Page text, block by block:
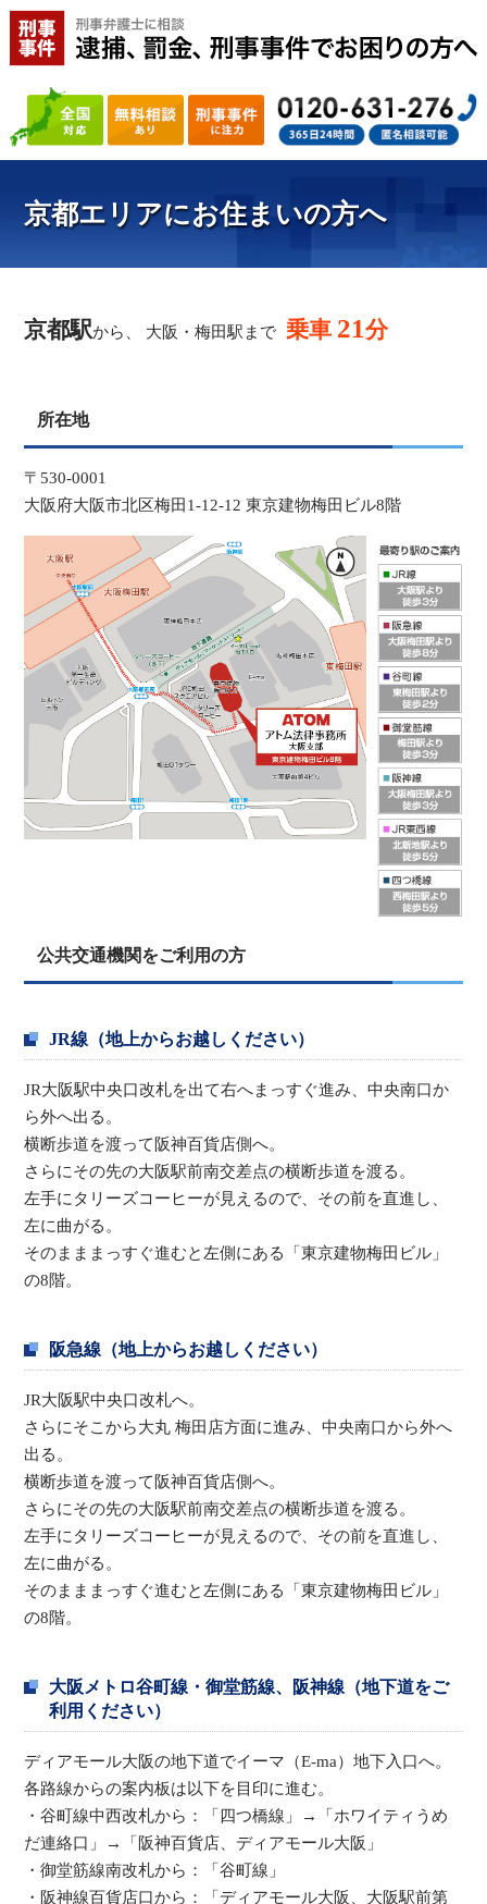
京都エリアにお住まいの方へ
京都駅から、 大阪・梅田駅まで 乗車 21分
所在地
〒530-0001
大阪府大阪市北区梅田1-12-12 東京建物梅田ビル8階
公共交通機関をご利用の方
JR線（地上からお越しください）
JR大阪駅中央口改札を出て右へまっすぐ進み、中央南口か
ら外へ出る。
横断歩道を渡って阪神百貨店側へ。
さらにその先の大阪駅前南交差点の横断歩道を渡る。
左手にタリーズコーヒーが見えるので、その前を直進し、
左に曲がる。
そのまままっすぐ進むと左側にある「東京建物梅田ビル」
の8階。
阪急線（地上からお越しください）
JR大阪駅中央口改札へ。
さらにそこから大丸 梅田店方面に進み、中央南口から外へ
出る。
横断歩道を渡って阪神百貨店側へ。
さらにその先の大阪駅前南交差点の横断歩道を渡る。
左手にタリーズコーヒーが見えるので、その前を直進し、
左に曲がる。
そのまままっすぐ進むと左側にある「東京建物梅田ビル」
の8階。
大阪メトロ谷町線・御堂筋線、阪神線（地下道をご
利用ください）
ディアモール大阪の地下道でイーマ（E-ma）地下入口へ。
各路線からの案内板は以下を目印に進む。
・谷町線中西改札から：「四つ橋線」→「ホワイティうめ
だ連絡口」→「阪神百貨店、ディアモール大阪」
・御堂筋線南改札から：「谷町線」
・阪神線百貨店口から：「ディアモール大阪、大阪駅前第